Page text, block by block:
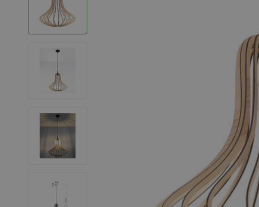
LED Schijnwerpers
LED High Bay lampen
LED Buitenverlichting
LED Noodverlichting
Installatiemateriaal
Mega Sale
LED TL verlichting